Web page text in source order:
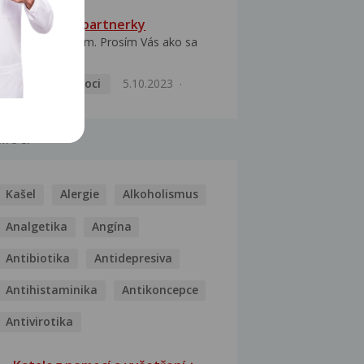
HPV typ 52 u partnerky
Dobrý deň prajem. Prosím Vás ako sa
Pohlavní nemoci
5.10.2023
Kašel Alergie Alkoholismus
Analgetika Angína
Antibiotika Antidepresiva
Antihistaminika Antikoncepce
Antivirotika